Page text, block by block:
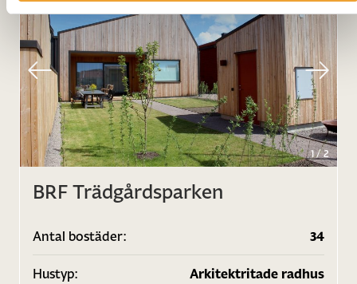
1/2
BRF Trädgårdsparken
Antal bostäder: 34
Hustyp: Arkitektritade radhus